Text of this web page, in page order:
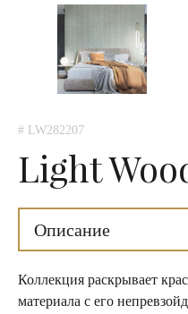
# LW282207
Light
Описание
Коллекция раскрывает
материала с его